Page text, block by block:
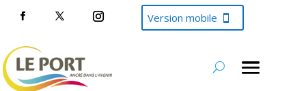
Version mobile